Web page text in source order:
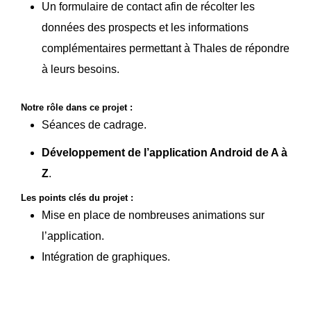
Un formulaire de contact afin de récolter les
données des prospects et les informations
complémentaires permettant à Thales de répondre
à leurs besoins.
Notre rôle dans ce projet :
Séances de cadrage.
Développement de l’application Android de A à
Z.
Les points clés du projet :
Mise en place de nombreuses animations sur
l’application.
Intégration de graphiques.